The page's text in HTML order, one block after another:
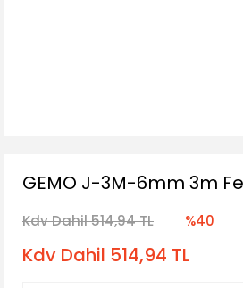
GEMO J-3M-6mm 3m
Kdv Dahil 514,94 TL %40
Kdv Dahil 514,94 TL